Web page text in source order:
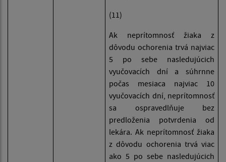
(11)
Ak neprítomnosť žiaka z
dôvodu ochorenia trvá najviac
5 po sebe nasledujúcich
vyučovacích dní a súhrnne
počas mesiaca najviac 10
vyučovacích dní, neprítomnosť
sa ospravedlňuje bez
predloženia potvrdenia od
lekára. Ak neprítomnosť žiaka
z dôvodu ochorenia trvá viac
ako 5 po sebe nasledujúcich